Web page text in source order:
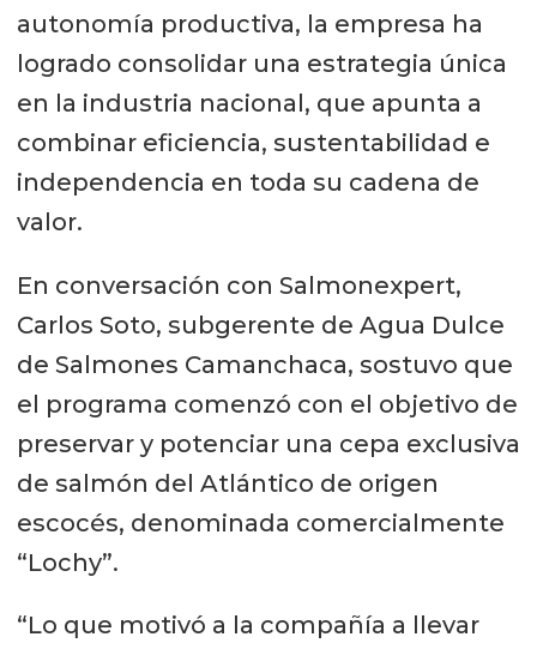
autonomía productiva, la empresa ha
logrado consolidar una estrategia única
en la industria nacional, que apunta a
combinar eficiencia, sustentabilidad e
independencia en toda su cadena de
valor.
En conversación con Salmonexpert,
Carlos Soto, subgerente de Agua Dulce
de Salmones Camanchaca, sostuvo que
el programa comenzó con el objetivo de
preservar y potenciar una cepa exclusiva
de salmón del Atlántico de origen
escocés, denominada comercialmente
“Lochy”.
“Lo que motivó a la compañía a llevar